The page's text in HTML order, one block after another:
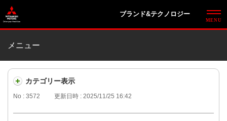
ブランド&テクノロジー
メニュー
カテゴリー表示
No : 3572 更新日時 : 2025/11/25 16:42